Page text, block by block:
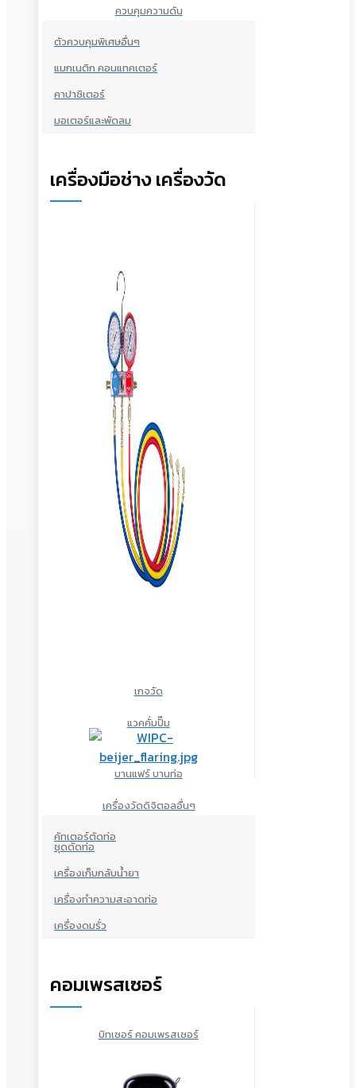
ควบคุมความดัน
ตัวควบคุมพิเศษอื่นๆ
แมกเนติก คอนแทคเตอร์
คาปาซิเตอร์
มอเตอร์และพัดลม
เครื่องมือช่าง เครื่องวัด
เกจวัด
แวคคั่มปั๊ม
บานแฟร์ บานท่อ
เครื่องวัดดิจิตอลอื่นๆ
คัทเตอร์ตัดท่อ
ชุดดัดท่อ
เครื่องเก็บกลับน้ำยา
เครื่องทำความสะอาดท่อ
เครื่องดมรั่ว
คอมเพรสเซอร์
บิทเซอร์ คอมเพรสเซอร์